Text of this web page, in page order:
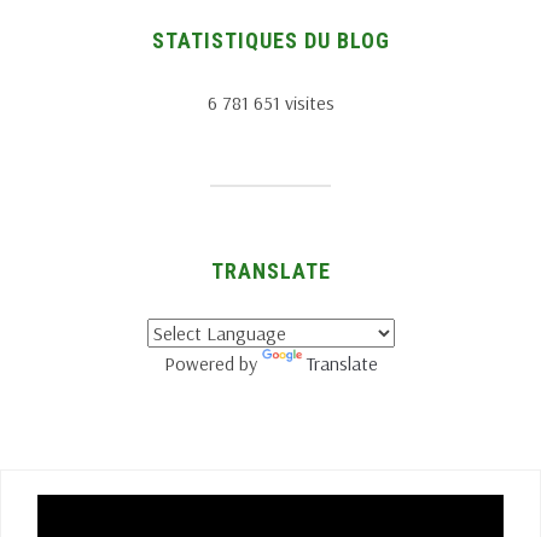
STATISTIQUES DU BLOG
6 781 651 visites
TRANSLATE
Powered by Translate